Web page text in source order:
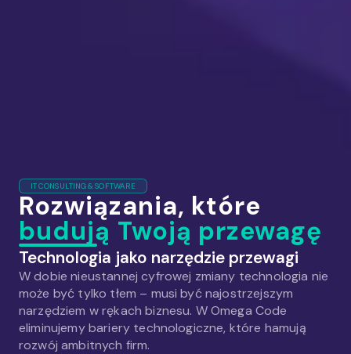
IT CONSULTING & SOFTWARE
Rozwiązania, które
budują Twoją przewagę
Technologia jako narzędzie przewagi
W dobie nieustannej cyfrowej zmiany technologia nie
może być tylko tłem – musi być najostrzejszym
narzędziem w rękach biznesu. W Omega Code
eliminujemy bariery technologiczne, które hamują
rozwój ambitnych firm.